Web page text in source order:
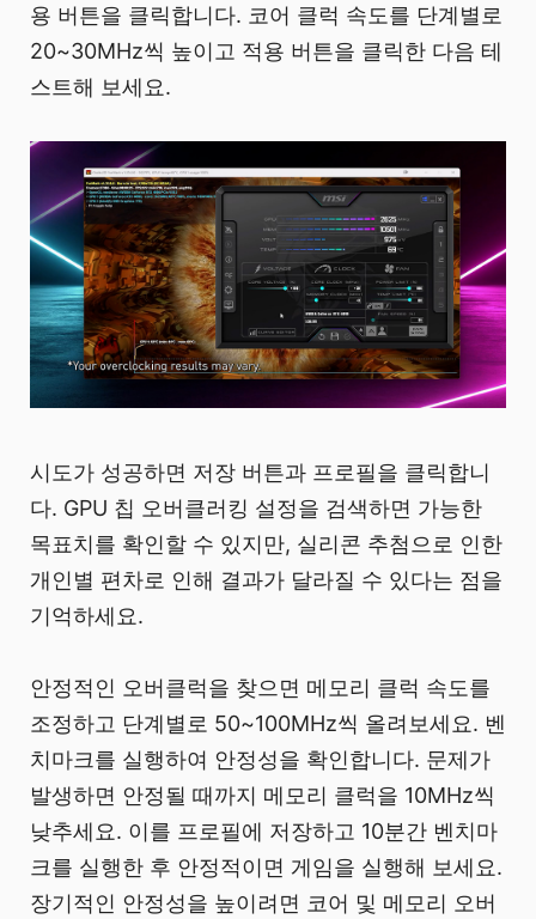
용 버튼을 클릭합니다. 코어 클럭 속도를 단계별로
20~30MHz씩 높이고 적용 버튼을 클릭한 다음 테
스트해 보세요.
시도가 성공하면 저장 버튼과 프로필을 클릭합니
다. GPU 칩 오버클러킹 설정을 검색하면 가능한
목표치를 확인할 수 있지만, 실리콘 추첨으로 인한
개인별 편차로 인해 결과가 달라질 수 있다는 점을
기억하세요.
안정적인 오버클럭을 찾으면 메모리 클럭 속도를
조정하고 단계별로 50~100MHz씩 올려보세요. 벤
치마크를 실행하여 안정성을 확인합니다. 문제가
발생하면 안정될 때까지 메모리 클럭을 10MHz씩
낮추세요. 이를 프로필에 저장하고 10분간 벤치마
크를 실행한 후 안정적이면 게임을 실행해 보세요.
장기적인 안정성을 높이려면 코어 및 메모리 오버